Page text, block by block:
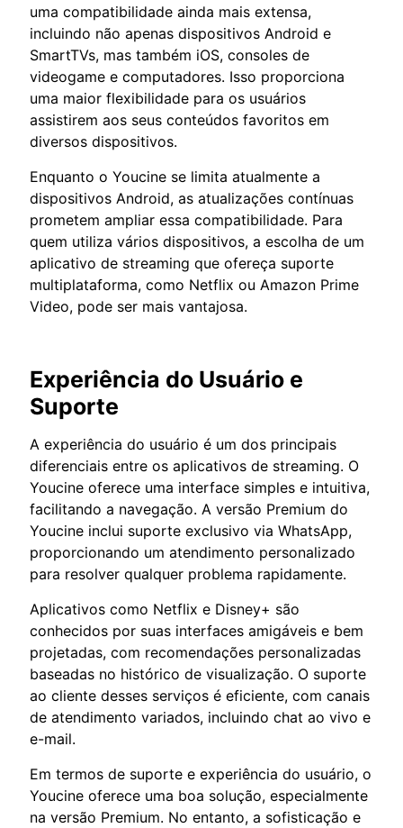
uma compatibilidade ainda mais extensa,
incluindo não apenas dispositivos Android e
SmartTVs, mas também iOS, consoles de
videogame e computadores. Isso proporciona
uma maior flexibilidade para os usuários
assistirem aos seus conteúdos favoritos em
diversos dispositivos.
Enquanto o Youcine se limita atualmente a
dispositivos Android, as atualizações contínuas
prometem ampliar essa compatibilidade. Para
quem utiliza vários dispositivos, a escolha de um
aplicativo de streaming que ofereça suporte
multiplataforma, como Netflix ou Amazon Prime
Video, pode ser mais vantajosa.
Experiência do Usuário e
Suporte
A experiência do usuário é um dos principais
diferenciais entre os aplicativos de streaming. O
Youcine oferece uma interface simples e intuitiva,
facilitando a navegação. A versão Premium do
Youcine inclui suporte exclusivo via WhatsApp,
proporcionando um atendimento personalizado
para resolver qualquer problema rapidamente.
Aplicativos como Netflix e Disney+ são
conhecidos por suas interfaces amigáveis e bem
projetadas, com recomendações personalizadas
baseadas no histórico de visualização. O suporte
ao cliente desses serviços é eficiente, com canais
de atendimento variados, incluindo chat ao vivo e
e-mail.
Em termos de suporte e experiência do usuário, o
Youcine oferece uma boa solução, especialmente
na versão Premium. No entanto, a sofisticação e